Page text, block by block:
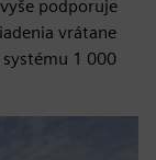
podporuje
vrátane
1 000